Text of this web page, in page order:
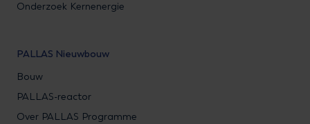
Onderzoek Kernenergie
PALLAS Nieuwbouw
Bouw
PALLAS-reactor
Over PALLAS Programme